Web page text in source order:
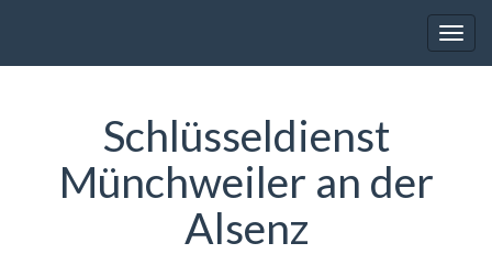
Toggle
Schlüsseldienst
Münchweiler an der
Alsenz